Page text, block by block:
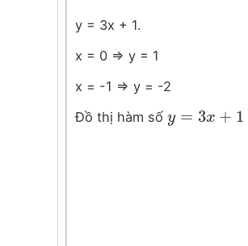
y = 3x + 1.
x = 0 ⇒ y = 1
x = -1 ⇒ y = -2
Đồ thị hàm số y = 3x + 1
y=3x +1